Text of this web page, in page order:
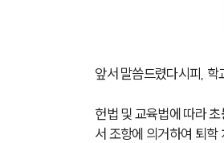
앞서 말씀드렸다시피, 학
헌법 및 교육법에 따라 초
서 조항에 의거하여 퇴학